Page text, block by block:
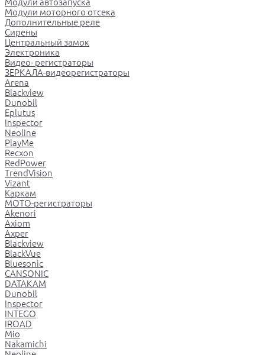
Модули автозапуска
Модули моторного отсека
Дополнительные реле
Сирены
Центральный замок
Электроника
Видео- регистраторы
ЗЕРКАЛА-видеорегистраторы
Arena
Blackview
Dunobil
Eplutus
Inspector
Neoline
PlayMe
Recxon
RedPower
TrendVision
Vizant
Каркам
МОТО-регистраторы
Akenori
Axiom
Axper
Blackview
BlackVue
Bluesonic
CANSONIC
DATAKAM
Dunobil
Inspector
INTEGO
IROAD
Mio
Nakamichi